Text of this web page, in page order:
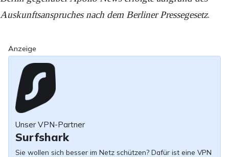
Auskunftsanspruches nach dem Berliner Pressegesetz.
Anzeige
Unser VPN-Partner
Surfshark
Sie wollen sich besser im Netz schützen? Dafür ist eine VPN